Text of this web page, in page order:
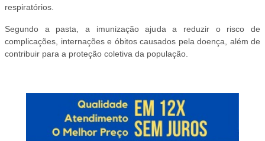
respiratórios.
Segundo a pasta, a imunização ajuda a reduzir o risco de
complicações, internações e óbitos causados pela doença, além de
contribuir para a proteção coletiva da população.